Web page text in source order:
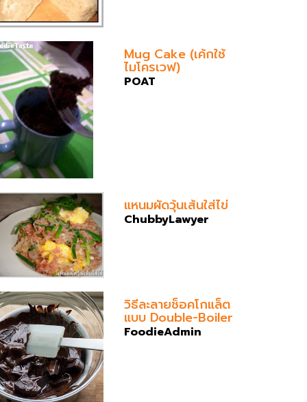
Mug Cake (เค้กใช้
ไมโครเวฟ)
POAT
แหนมผัดวุ้นเส้นใส่ไข่
ChubbyLawyer
วิธีละลายช็อคโกแล็ต
แบบ Double-Boiler
FoodieAdmin